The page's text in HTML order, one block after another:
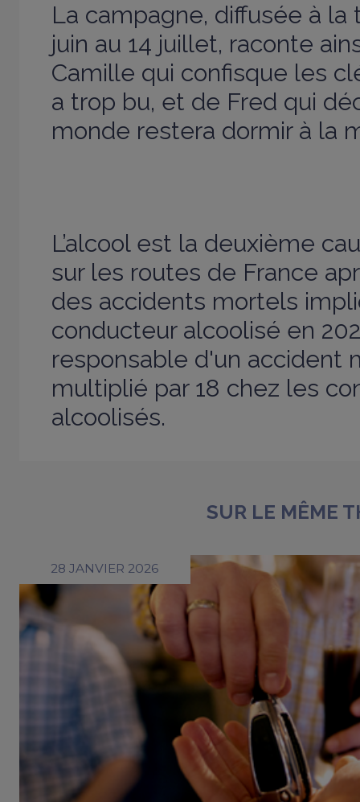
La campagne, diffusée à la
juin au 14 juillet, raconte
Camille qui confisque les
a trop bu, et de Fred qui
monde restera dormir à la
L’alcool est la deuxième
sur les routes de France
des accidents mortels
conducteur alcoolisé en
responsable d'un accident
multiplié par 18 chez les
alcoolisés.
SUR LE MÊME
28 JANVIER 2026